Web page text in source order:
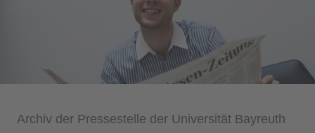
​Archiv der Pressestelle der Universität Bayreuth